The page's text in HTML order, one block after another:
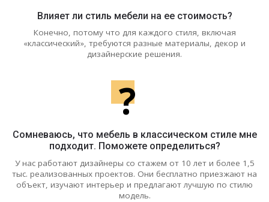
Влияет ли стиль мебели на ее стоимость?
Конечно, потому что для каждого стиля, включая
«классический», требуются разные материалы, декор и
дизайнерские решения.
?
Сомневаюсь, что мебель в классическом стиле мне
подходит. Поможете определиться?
У нас работают дизайнеры со стажем от 10 лет и более 1,5
тыс. реализованных проектов. Они бесплатно приезжают на
объект, изучают интерьер и предлагают лучшую по стилю
модель.